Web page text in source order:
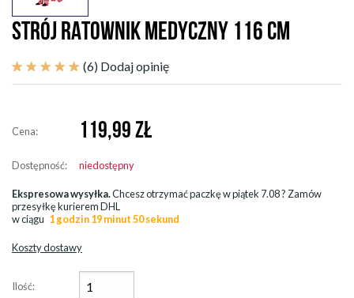
STRÓJ RATOWNIK MEDYCZNY 116 CM
(6) Dodaj opinię
Cena: 119,99 ZŁ
Dostępność: niedostępny
Ekspresowa wysyłka.Chcesz otrzymać paczkę wpiątek 7.08? Zamów
przesyłkę kurierem DHL
w ciągu 1 godzin 19 minut 50 sekund
Koszty dostawy
Ilość: